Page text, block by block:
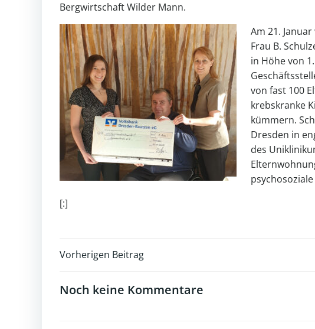
Bergwirtschaft Wilder Mann.
Am 21.
Frau B.
in Höhe von
von fast 100
krebskranke
kümmern.
Dresden in
des
[:]
Post
navigation
Vorherigen Beitrag
Noch keine Kommentare